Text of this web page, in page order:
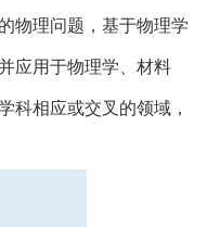
物理问题，基于物理学
应用于物理学、材料
科相应或交叉的领域，